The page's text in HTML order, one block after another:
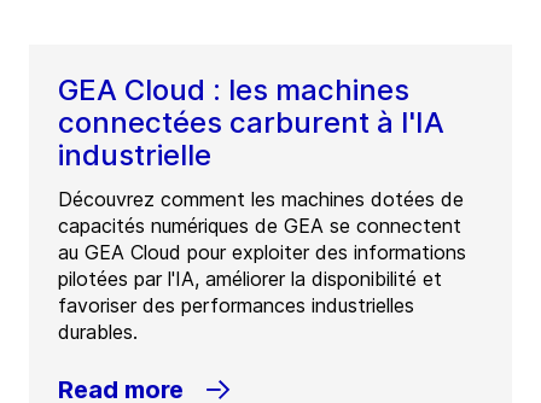
GEA Cloud : les machines
connectées carburent à l'IA
industrielle
Découvrez comment les machines dotées de
capacités numériques de GEA se connectent
au GEA Cloud pour exploiter des informations
pilotées par l'IA, améliorer la disponibilité et
favoriser des performances industrielles
durables.
Read more